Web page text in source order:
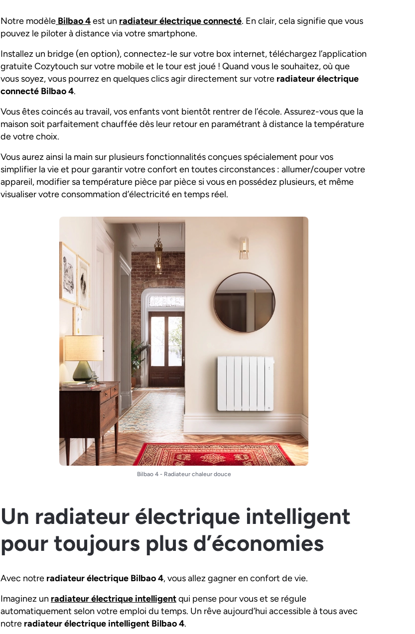
Notre modèle Bilbao 4est un radiateur électrique connecté. En clair, cela signifie que vous
pouvez le piloter à distance via votre smartphone.
Installez un bridge (en option), connectez-le sur votre box internet, téléchargez l’application
gratuite Cozytouch sur votre mobile et le tour est joué ! Quand vous le souhaitez, où que
vous soyez, vous pourrez en quelques clics agir directement sur votre radiateur électrique
connecté Bilbao 4.
Vous êtes coincés au travail, vos enfants vont bientôt rentrer de l’école. Assurez-vous que la
maison soit parfaitement chauffée dès leur retour en paramétrant à distance la température
de votre choix.
Vous aurez ainsi la main sur plusieurs fonctionnalités conçues spécialement pour vos
simplifier la vie et pour garantir votre confort en toutes circonstances : allumer/couper votre
appareil, modifier sa température pièce par pièce si vous en possédez plusieurs, et même
visualiser votre consommation d’électricité en temps réel.
Bilbao 4 - Radiateur chaleur douce
Un radiateur électrique intelligent
pour toujours plus d’économies
Avec notre radiateur électrique Bilbao 4, vous allez gagner en confort de vie.
Imaginez un radiateur électrique intelligentqui pense pour vous et se régule
automatiquement selon votre emploi du temps. Un rêve aujourd’hui accessible à tous avec
notre radiateur électrique intelligent Bilbao 4.